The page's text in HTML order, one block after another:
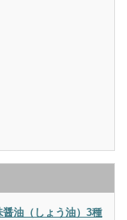
油（しょう油）3種